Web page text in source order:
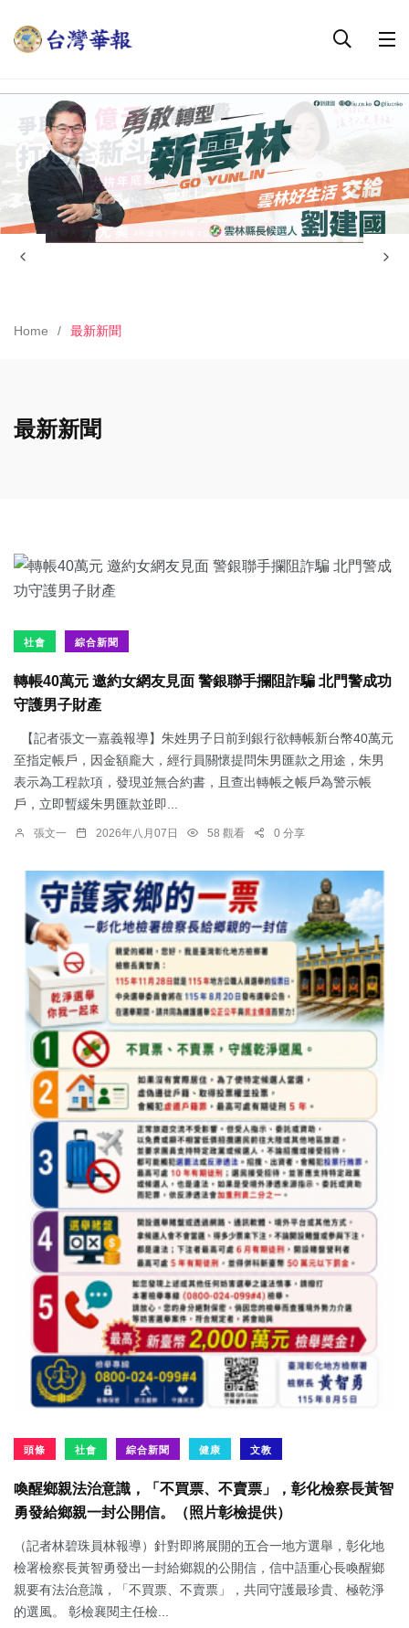
Home 最新新聞
最新新聞
社會 綜合新聞
轉帳40萬元 邀約女網友見面 警銀聯手攔阻詐騙 北門警成功
守護男子財產
【記者張文一嘉義報導】朱姓男子日前到銀行欲轉帳新台幣40萬元
至指定帳戶，因金額龐大，經行員關懷提問朱男匯款之用途，朱男
表示為工程款項，發現並無合約書，且查出轉帳之帳戶為警示帳
戶，立即暫緩朱男匯款並即...
張文一 2026年八月07日 58 觀看 0 分享
頭條 社會 綜合新聞 健康 文教
喚醒鄉親法治意識，「不買票、不賣票」，彰化檢察長黃智
勇發給鄉親一封公開信。（照片彰檢提供）
（記者林碧珠員林報導）針對即將展開的五合一地方選舉，彰化地
檢署檢察長黃智勇發出一封給鄉親的公開信，信中語重心長喚醒鄉
親要有法治意識，「不買票、不賣票」，共同守護最珍貴、極乾淨
的選風。 彰檢襄閱主任檢...